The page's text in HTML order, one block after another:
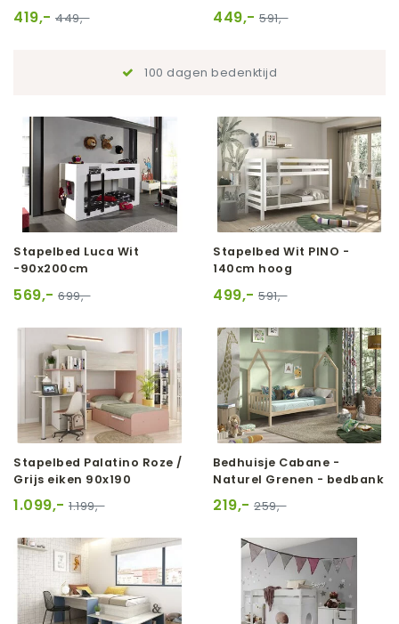
419,- 449,- 449,- 591,-
100 dagen bedenktijd
Stapelbed Luca Wit
-90x200cm
569,- 699,-
Stapelbed Wit PINO -
140cm hoog
499,- 591,-
Stapelbed Palatino Roze /
Grijs eiken 90x190
1.099,- 1.199,-
Bedhuisje Cabane -
Naturel Grenen - bedbank
219,- 259,-